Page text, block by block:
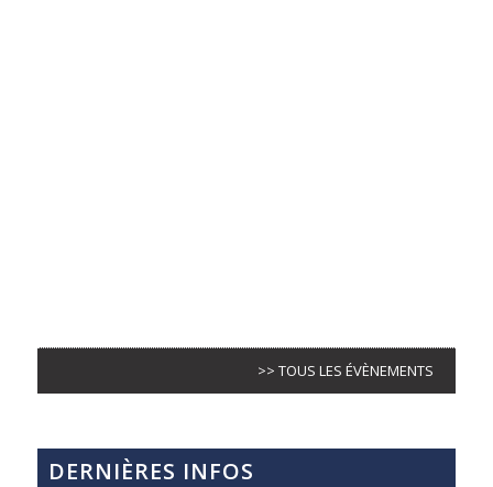
>> TOUS LES ÉVÈNEMENTS
DERNIÈRES INFOS